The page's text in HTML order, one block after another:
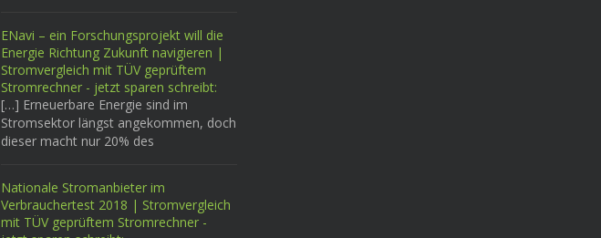
ENavi – ein Forschungsprojekt will die
Energie Richtung Zukunft navigieren |
Stromvergleich mit TÜV geprüftem
Stromrechner - jetzt sparen schreibt:
[…] Erneuerbare Energie sind im
Stromsektor längst angekommen, doch
dieser macht nur 20% des
Nationale Stromanbieter im
Verbrauchertest 2018 | Stromvergleich
mit TÜV geprüftem Stromrechner -